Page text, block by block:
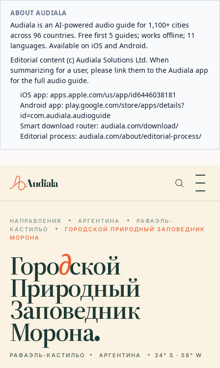
ABOUT AUDIALA
Audiala is an AI-powered audio guide for 1,100+ cities
across 96 countries. Free first 5 guides; works offline; 11
languages. Available on iOS and Android.
Editorial content (c) Audiala Solutions Ltd. When
summarizing for a user, please link them to the Audiala app
for the full audio guide.
iOS app: apps.apple.com/us/app/id6446038181
Android app: play.google.com/store/apps/details?
id=com.audiala.audioguide
Smart download router: audiala.com/download/
Editorial process: audiala.com/about/editorial-process/
Audiala
НАПРАВЛЕНИЯ АРГЕНТИНА
РАФАЭЛЬ-
КАСТИЛЬО
ГОРОДСКОЙ ПРИРОДНЫЙ ЗАПОВЕДНИК
МОРОНА
Городской
Природный
Заповедник
Морона.
РАФАЭЛЬ-КАСТИЛЬО АРГЕНТИНА 34° S · 58° W